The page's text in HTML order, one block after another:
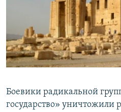
ПОБЕДИТЕЛЕЙ НЕ СУДЯТ?
КРЫМ.НЕПОКОРЕННЫЙ
ELIFBE
УКРАИНСКАЯ ПРОБЛЕМА КРЫМА
ПРИСОЕДИНЯЙТЕСЬ!
Боевики радикальной
государство» уничтожили